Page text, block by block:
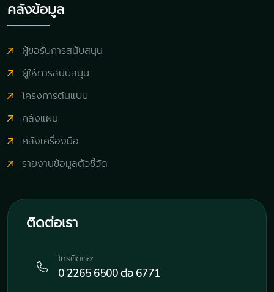
คลังข้อมูล
ผู้ขอรับการสนับสนุน
ผู้ให้การสนับสนุน
โครงการต้นแบบ
คลังแผน
คลังเครื่องมือ
รายงานข้อมูลตัวชี้วัด
ติดต่อเรา
โทรติดต่อ:
0 2265 6500 ต่อ 6771